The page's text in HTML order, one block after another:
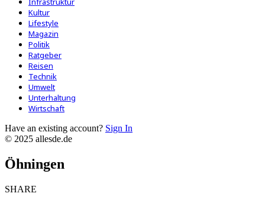
Kultur
Lifestyle
Magazin
Politik
Ratgeber
Reisen
Technik
Umwelt
Unterhaltung
Wirtschaft
Have an existing account? Sign In
© 2025 allesde.de
Öhningen
SHARE